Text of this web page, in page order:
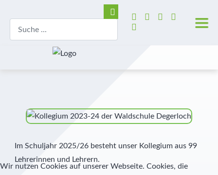
Im Schuljahr 2025/26 besteht unser Kollegium aus 99
Lehrerinnen und Lehrern.
Wir nutzen Cookies auf unserer Webseite. Cookies, die